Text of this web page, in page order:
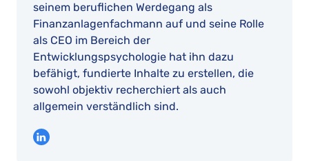
seinem beruflichen Werdegang als
Finanzanlagenfachmann auf und seine Rolle
als CEO im Bereich der
Entwicklungspsychologie hat ihn dazu
befähigt, fundierte Inhalte zu erstellen, die
sowohl objektiv recherchiert als auch
allgemein verständlich sind.